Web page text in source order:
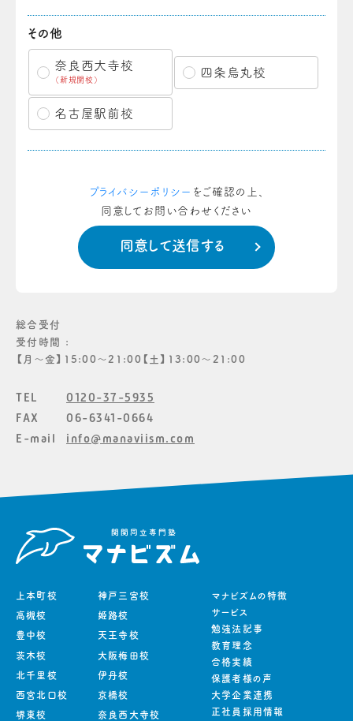
その他
奈良西大寺校
（新規開校）
四条烏丸校
名古屋駅前校
プライバシーポリシー をご確認の上、
同意してお問い合わせください
総合受付
受付時間 :
【月〜金】15:00〜21:00【土】13:00〜21:00
TEL
0120-37-5935
FAX
06-6341-0664
E-mail
info@manaviism.com
上本町校
高槻校
豊中校
茨木校
北千里校
西宮北口校
堺東校
神戸三宮校
姫路校
天王寺校
大阪梅田校
伊丹校
京橋校
奈良西大寺校
マナビズムの特徴
サービス
勉強法記事
教育理念
合格実績
保護者様の声
大学企業連携
正社員採用情報